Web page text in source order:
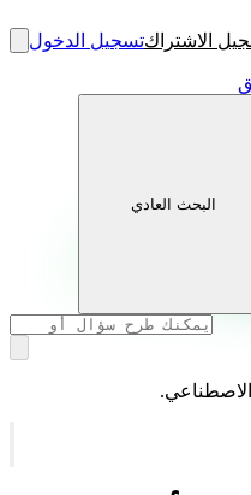
الاشتراكتسجيل الدخول
البحث العادي
الاصطناعي.